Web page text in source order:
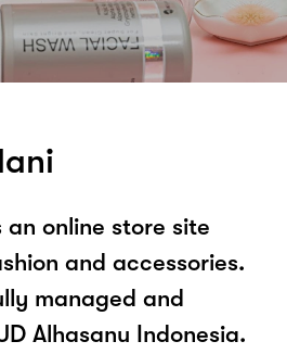
an online store site
and accessories.
managed and
Alhasanu Indonesia.